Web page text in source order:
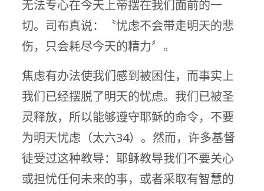
无法专心在今天上帝摆在我们面前的一
切。司布真说：〝忧虑不会带走明天的悲
伤，只会耗尽今天的精力〞。
焦虑有办法使我们感到被困住，而事实上
我们已经摆脱了明天的忧虑。我们已被圣
灵释放，所以能够遵守耶稣的命令，不要
为明天忧虑（太六34）。然而，许多基督
徒受过这种教导：耶稣教导我们不要关心
或担忧任何未来的事，或者采取有智慧的